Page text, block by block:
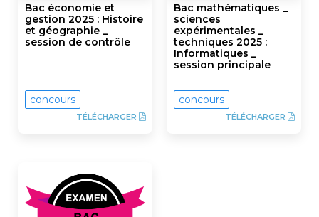
Bac économie et
gestion 2025 : Histoire
et géographie _
session de contrôle
concours
TÉLÉCHARGER
Bac mathématiques _
sciences
expérimentales _
techniques 2025 :
Informatiques _
session principale
concours
TÉLÉCHARGER